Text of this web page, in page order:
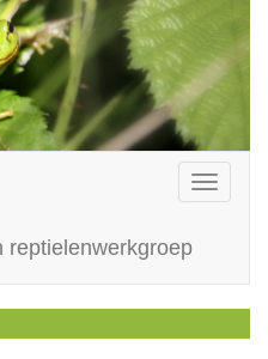
Toggle
reptielenwerkgroep